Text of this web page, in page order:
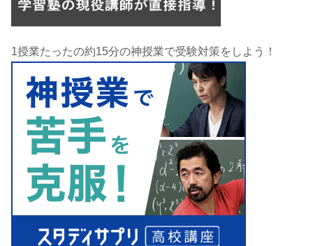
1授業たったの約15分の神授業で受験対策をしよう！